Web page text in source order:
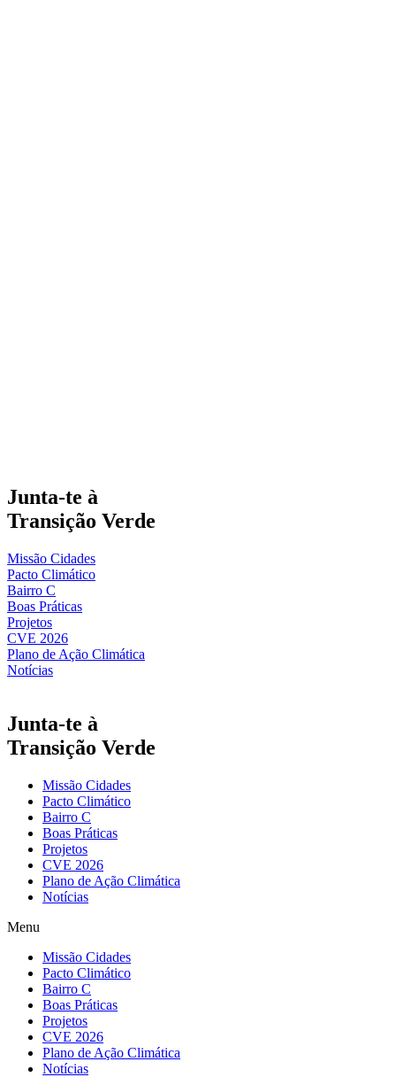
Junta-te à
Transição Verde
Missão Cidades
Pacto Climático
Bairro C
Boas Práticas
Projetos
CVE 2026
Plano de Ação Climática
Notícias
Junta-te à
Transição Verde
Missão Cidades
Pacto Climático
Bairro C
Boas Práticas
Projetos
CVE 2026
Plano de Ação Climática
Notícias
Menu
Missão Cidades
Pacto Climático
Bairro C
Boas Práticas
Projetos
CVE 2026
Plano de Ação Climática
Notícias